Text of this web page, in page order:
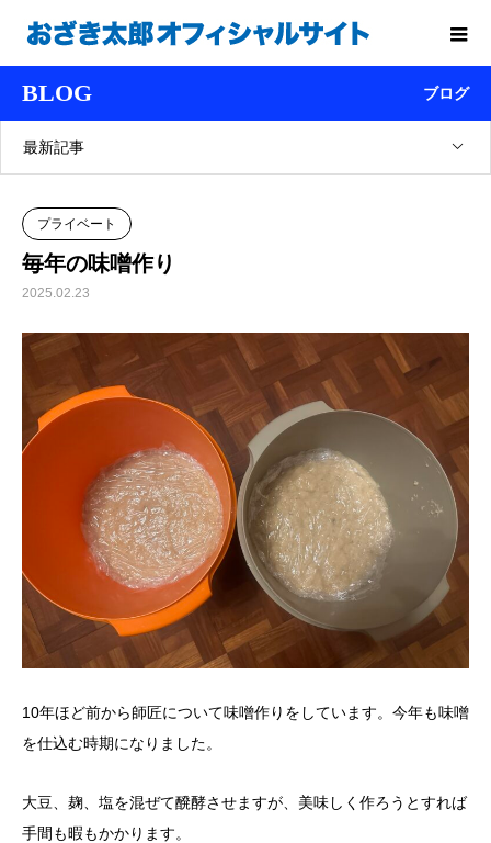
BLOG ブログ
最新記事
プライベート
毎年の味噌作り
2025.02.23
10年ほど前から師匠について味噌作りをしています。今年も味噌
を仕込む時期になりました。
大豆、麹、塩を混ぜて醗酵させますが、美味しく作ろうとすれば
手間も暇もかかります。